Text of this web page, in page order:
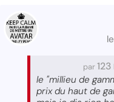
par123
le "millieu de
prix du haut de